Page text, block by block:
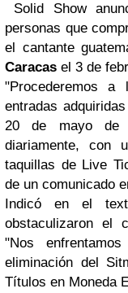
Solid Show
personas que
el cantante
Caracas el 3 de
"Procederemos
entradas
20 de mayo de
diariamente, con
taquillas de Live
de un comunicado
Indicó en el
obstaculizaron el
"Nos
eliminación del
Títulos en Moneda